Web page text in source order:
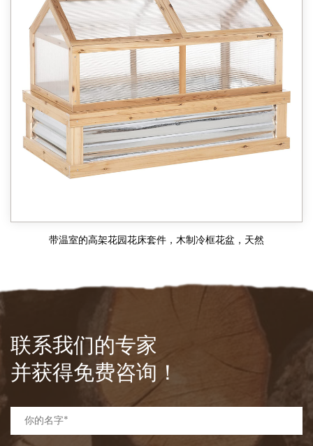
带温室的高架花园花床套件，木制冷框花盆，天然
联系我们的专家
并获得免费咨询！